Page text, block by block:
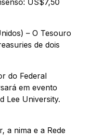
– O Tesouro
de dois
do Federal
em evento
Lee University.
a nima e a Rede